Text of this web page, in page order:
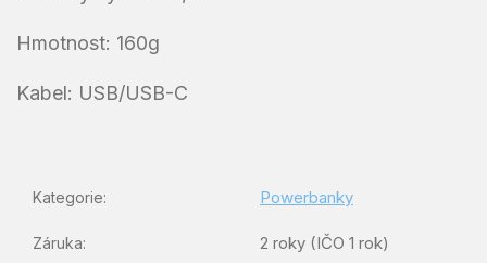
Hmotnost: 160g
Kabel: USB/USB-C
Kategorie: Powerbanky
Záruka: 2 roky (IČO 1 rok)